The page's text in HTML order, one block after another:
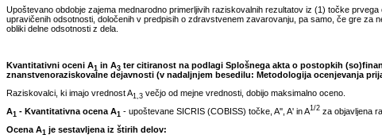
Upoštevano obdobje zajema mednarodno primerljivih raziskovalnih rezultatov iz (1) točke
upravičenih odsotnosti, določenih v predpisih o zdravstvenem zavarovanju, pa samo, če gre
obliki delne odsotnosti z dela.
Kvantitativni oceni A1 in A3 ter citiranost na podlagi Splošnega akta o postopkih
znanstvenoraziskovalne dejavnosti (v nadaljnjem besedilu: Metodologija ocenjevanja
Raziskovalci, ki imajo vrednost A1,3 večjo od mejne vrednosti, dobijo maksimalno oceno.
A1 - Kvantitativna ocena A1 - upoštevane SICRIS (COBISS) točke, A'', A' in A1/2 za objavljena
Ocena A1 je sestavljena iz štirih delov: